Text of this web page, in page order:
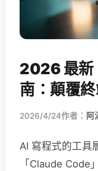
2026 最新
南：顛覆
2026/4/24作者： 阿
AI 寫程式的工具
「Claude Code